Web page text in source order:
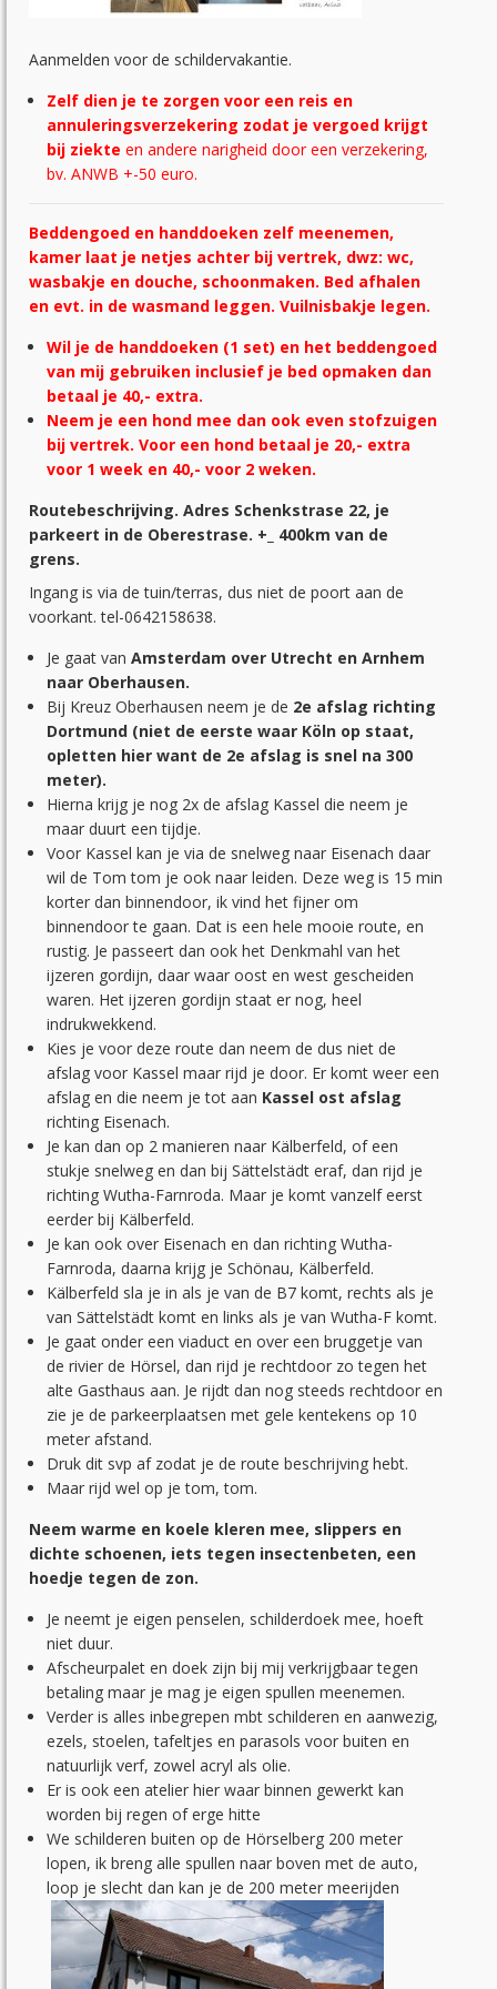
Aanmelden voor de schildervakantie.
Zelf dien je te zorgen voor een reis en
annuleringsverzekering zodat je vergoed krijgt
bij ziekte en andere narigheid door een verzekering,
bv. ANWB +-50 euro.
Beddengoed en handdoeken zelf meenemen,
kamer laat je netjes achter bij vertrek, dwz: wc,
wasbakje en douche, schoonmaken. Bed afhalen
en evt. in de wasmand leggen. Vuilnisbakje legen.
Wil je de handdoeken (1 set) en het beddengoed
van mij gebruiken inclusief je bed opmaken dan
betaal je 40,- extra.
Neem je een hond mee dan ook even stofzuigen
bij vertrek. Voor een hond betaal je 20,- extra
voor 1 week en 40,- voor 2 weken.
Routebeschrijving. Adres Schenkstrase 22, je
parkeert in de Oberestrase. +_ 400km van de
grens.
Ingang is via de tuin/terras, dus niet de poort aan de
voorkant. tel-0642158638.
Je gaat van Amsterdam over Utrecht en Arnhem
naar Oberhausen.
Bij Kreuz Oberhausen neem je de 2e afslag richting
Dortmund (niet de eerste waar Köln op staat,
opletten hier want de 2e afslag is snel na 300
meter).
Hierna krijg je nog 2x de afslag Kassel die neem je
maar duurt een tijdje.
Voor Kassel kan je via de snelweg naar Eisenach daar
wil de Tom tom je ook naar leiden. Deze weg is 15 min
korter dan binnendoor, ik vind het fijner om
binnendoor te gaan. Dat is een hele mooie route, en
rustig. Je passeert dan ook het Denkmahl van het
ijzeren gordijn, daar waar oost en west gescheiden
waren. Het ijzeren gordijn staat er nog, heel
indrukwekkend.
Kies je voor deze route dan neem de dus niet de
afslag voor Kassel maar rijd je door. Er komt weer een
afslag en die neem je tot aan Kassel ost afslag
richting Eisenach.
Je kan dan op 2 manieren naar Kälberfeld, of een
stukje snelweg en dan bij Sättelstädt eraf, dan rijd je
richting Wutha-Farnroda. Maar je komt vanzelf eerst
eerder bij Kälberfeld.
Je kan ook over Eisenach en dan richting Wutha-
Farnroda, daarna krijg je Schönau, Kälberfeld.
Kälberfeld sla je in als je van de B7 komt, rechts als je
van Sättelstädt komt en links als je van Wutha-F komt.
Je gaat onder een viaduct en over een bruggetje van
de rivier de Hörsel, dan rijd je rechtdoor zo tegen het
alte Gasthaus aan. Je rijdt dan nog steeds rechtdoor en
zie je de parkeerplaatsen met gele kentekens op 10
meter afstand.
Druk dit svp af zodat je de route beschrijving hebt.
Maar rijd wel op je tom, tom.
Neem warme en koele kleren mee, slippers en
dichte schoenen, iets tegen insectenbeten, een
hoedje tegen de zon.
Je neemt je eigen penselen, schilderdoek mee, hoeft
niet duur.
Afscheurpalet en doek zijn bij mij verkrijgbaar tegen
betaling maar je mag je eigen spullen meenemen.
Verder is alles inbegrepen mbt schilderen en aanwezig,
ezels, stoelen, tafeltjes en parasols voor buiten en
natuurlijk verf, zowel acryl als olie.
Er is ook een atelier hier waar binnen gewerkt kan
worden bij regen of erge hitte
We schilderen buiten op de Hörselberg 200 meter
lopen, ik breng alle spullen naar boven met de auto,
loop je slecht dan kan je de 200 meter meerijden